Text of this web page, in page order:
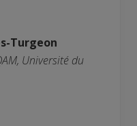
Turgeon
Université du